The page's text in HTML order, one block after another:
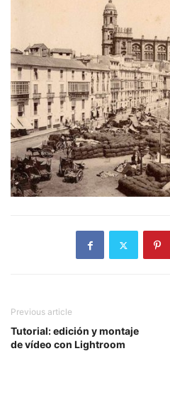
Previous article
Tutorial: edición y montaje
de vídeo con Lightroom